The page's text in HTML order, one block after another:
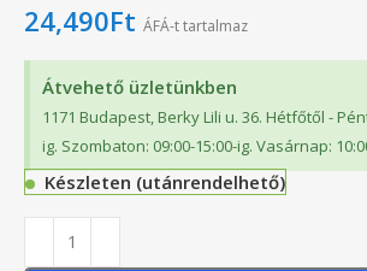
24,490Ft ÁFÁ-t tartalmaz
Átvehető üzletünkben
1171 Budapest, Berky Lili u. 36. Hétfőtől -
ig. Szombaton: 09:00-15:00-ig. Vasárnap:
Készleten (utánrendelhető)